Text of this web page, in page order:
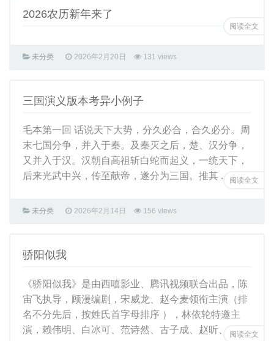
其他
东汉人物
存档
事件
三国事件
年份
留言
2026农历新年来了
未分类 2026年2月20日 131 views
阅读全文
三国演义版本考异小例子
毛本第一回 话说天下大势，分久必合，合久必分。周
末七国分争，并入于秦。及秦灭之后，楚、汉分争，
又并入于汉。汉朝自高祖斩白蛇而起义，一统天下，
后来光武中兴，传至献帝，遂分为三国。推其 ...
未分类 2026年2月14日 156 views
阅读全文
骄阳似我
《骄阳似我》是由西嘻影业、腾讯视频联合出品，陈
宙飞执导，顾漫编剧，宋威龙、赵今麦领衔主演（排
名不分先后，按姓氏首字母排序 ），林依轮特邀主
演，赖伟明、白冰可、范诗然、古子成、赵昕、 ...阅读全文